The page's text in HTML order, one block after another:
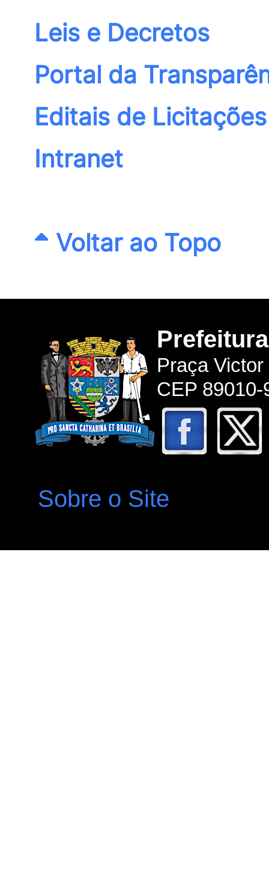
Leis e Decretos
Portal da
Editais de Licitações
Intranet
Voltar ao Topo
Praça Victor
CEP 89010-
Sobre o Site